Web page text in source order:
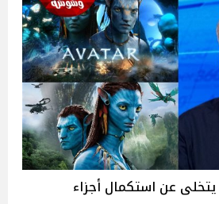
مخرج أفلام Avatar يتخلى عن استكمال أجزاء